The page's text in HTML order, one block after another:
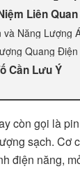
Liên
và Năng Lượng
Quang Điện
Cần Lưu Ý
còn gọi là
sạch. Cơ
điện năng,